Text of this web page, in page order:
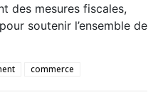
des mesures fiscales,
soutenir l’ensemble de
commerce